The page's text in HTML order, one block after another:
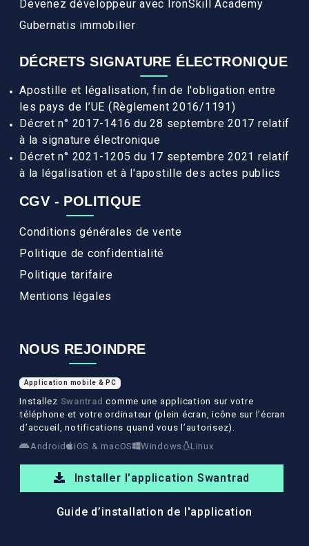
Devenez développeur avec IronSkill Academy
Gubernatis immobilier
DÉCRETS SIGNATURE ÉLECTRONIQUE
Apostille et légalisation, fin de l'obligation entre
les pays de l’UE (Règlement 2016/1191)
Décret n° 2017-1416 du 28 septembre 2017 relatif
à la signature électronique
Décret n° 2021-1205 du 17 septembre 2021 relatif
à la légalisation et à l'apostille des actes publics
CGV - POLITIQUE
Conditions générales de vente
Politique de confidentialité
Politique tarifaire
Mentions légales
NOUS REJOINDRE
Application mobile & PC
Installez Swantrad comme une application sur votre
téléphone et votre ordinateur (plein écran, icône sur l’écran
d’accueil, notifications quand vous l’autorisez).
Android
iOS & macOS Windows Linux
Installer l'application Swantrad
Guide d’installation de l'application